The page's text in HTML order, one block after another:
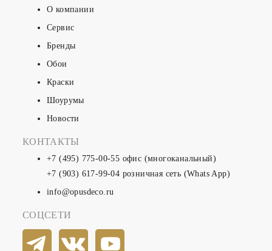
О компании
Сервис
Бренды
Обои
Краски
Шоурумы
Новости
КОНТАКТЫ
+7 (495) 775-00-55 офис (многоканальный)
+7 (903) 617-99-04 розничная сеть (Whats App)
info@opusdeco.ru
СОЦСЕТИ